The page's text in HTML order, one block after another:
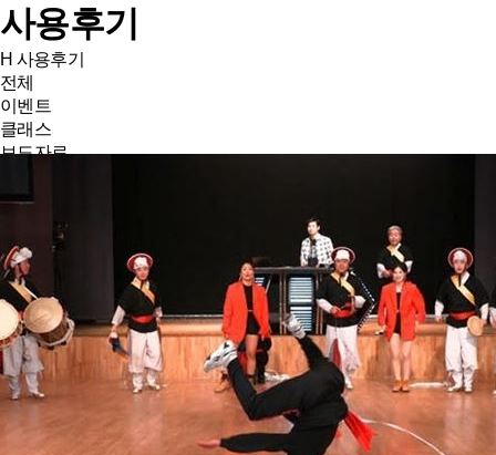
사용후기
H 사용후기
전체
이벤트
클래스
보도자료